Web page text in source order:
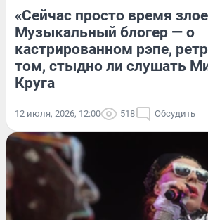
«Сейчас просто время
Музыкальный блогер — о
кастрированном рэпе,
том, стыдно ли слушать
Круга
12 июля, 2026, 12:00 518 Обсудить